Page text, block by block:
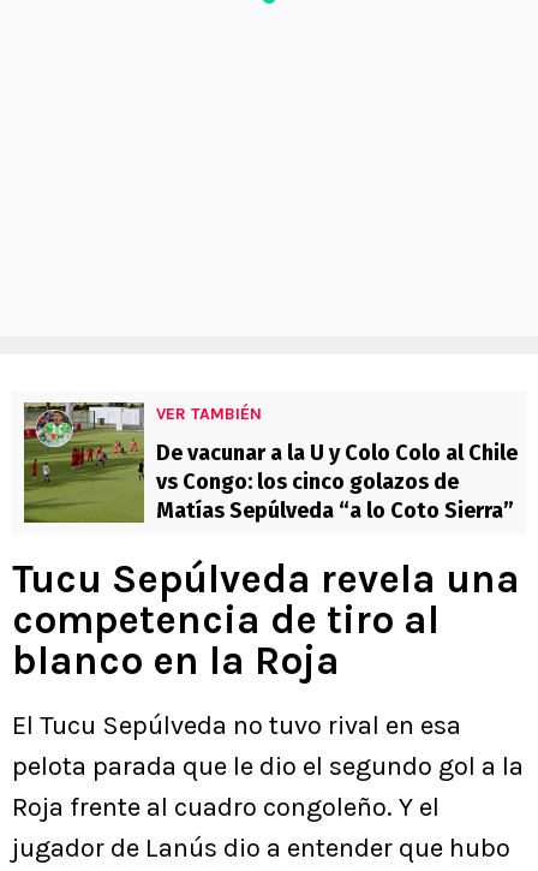
VER TAMBIÉN
De vacunar a la U y Colo Colo al Chile
vs Congo: los cinco golazos de
Matías Sepúlveda “a lo Coto Sierra”
Tucu Sepúlveda revela una
competencia de tiro al
blanco en la Roja
El Tucu Sepúlveda no tuvo rival en esa
pelota parada que le dio el segundo gol a la
Roja frente al cuadro congoleño. Y el
jugador de Lanús dio a entender que hubo